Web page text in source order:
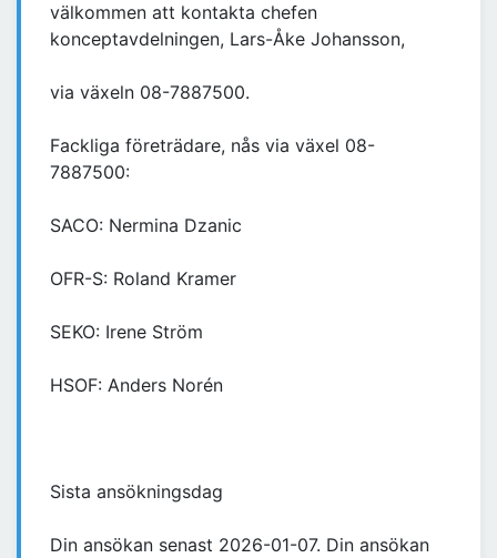
välkommen att kontakta chefen
konceptavdelningen, Lars-Åke Johansson,
via växeln 08-7887500.
Fackliga företrädare, nås via växel 08-
7887500:
SACO: Nermina Dzanic
OFR-S: Roland Kramer
SEKO: Irene Ström
HSOF: Anders Norén
Sista ansökningsdag
Din ansökan senast 2026-01-07. Din ansökan